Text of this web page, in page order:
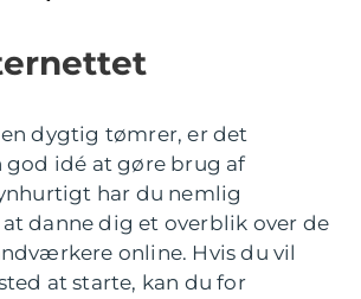
dygtig tømrer, er det
god idé at gøre brug af
har du nemlig
danne dig et overblik over de
online. Hvis du vil
at starte, kan du for